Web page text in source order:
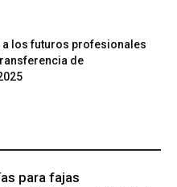
a los futuros profesionales
de
para fajas